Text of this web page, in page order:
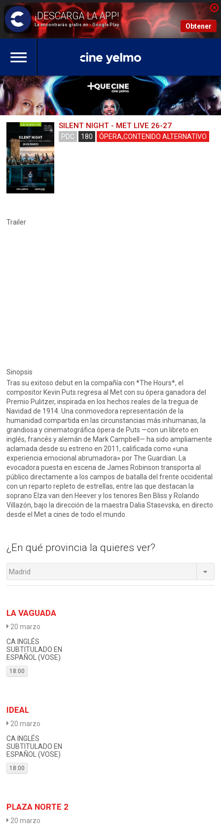
La encontrarás gratis en - Google Play Obtener
SILENT NIGHT - MET LIVE 26-27
PDC 180 ÓPERA,CONTENIDO ALTERNATIVO
Trailer
Sinopsis
Tras su exitoso debut en la compañía con *The Hours*, el
compositor Kevin Puts regresa al Met con su ópera ganadora del
Premio Pulitzer, inspirada en los hechos reales de la tregua de
Navidad de 1914. Una conmovedora representación de la
humanidad compartida en las circunstancias más inhumanas, la
grandiosa y cinematográfica ópera de Puts —con un libreto en
inglés, francés y alemán de Mark Campbell— ha sido ampliamente
aclamada desde su estreno en 2011, calificada como «una
experiencia emocional abrumadora» por The Guardian. La
evocadora puesta en escena de James Robinson transporta al
público directamente a los campos de batalla del frente occidental
con un reparto repleto de estrellas, entre las que destacan la
soprano Elza van den Heever y los tenores Ben Bliss y Rolando
Villazón, bajo la dirección de la maestra Dalia Stasevska, en directo
desde el Met a cines de todo el mundo.
¿En qué provincia la quieres ver?
Madrid
LA VAGUADA
20 marzo
CA INGLÉS
SUBTITULADO EN
ESPAÑOL (VOSE)
18:00
IDEAL
20 marzo
CA INGLÉS
SUBTITULADO EN
ESPAÑOL (VOSE)
18:00
PLAZA NORTE 2
20 marzo